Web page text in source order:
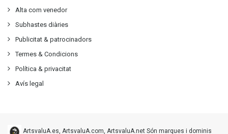
Alta com venedor
Subhastes diàries
Publicitat & patrocinadors
Termes & Condicions
Política & privacitat
Avís legal
ArtsvaluA.es, ArtsvaluA.com, ArtsvaluA.net Són marques i dominis